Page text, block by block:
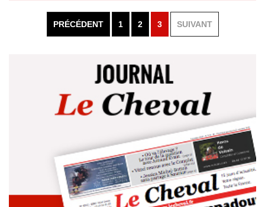
PRÉCÉDENT 1 2 3 SUIVANT